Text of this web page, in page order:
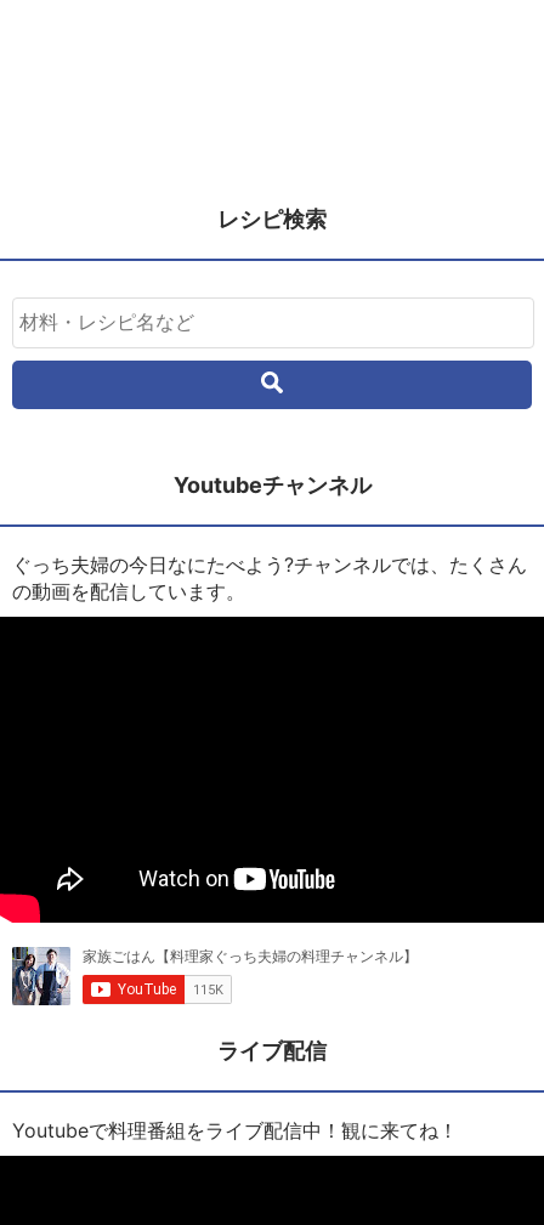
レシピ検索
Youtubeチャンネル
ぐっち夫婦の今日なにたべよう?チャンネルでは、たくさん
の動画を配信しています。
ライブ配信
Youtubeで料理番組をライブ配信中！観に来てね！